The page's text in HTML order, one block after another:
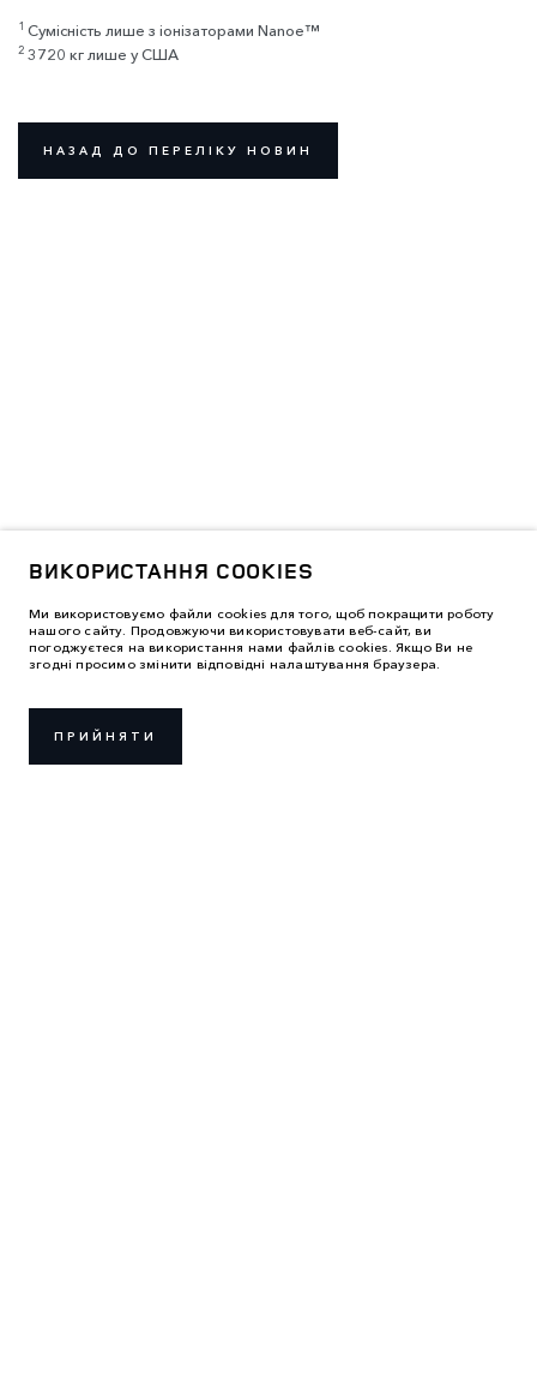
ВИКОРИСТАННЯ COOKIES
Ми використовуємо файли cookies для того, щоб покращити роботу
нашого сайту. Продовжуючи використовувати веб-сайт, ви
погоджуєтеся на використання нами файлів cookies. Якщо Ви не
згодні просимо змінити відповідні налаштування браузера.
ПРИЙНЯТИ
1 Сумісність лише з іонізаторами Nanoe™
2 3720 кг лише у США
НАЗАД ДО ПЕРЕЛІКУ НОВИН